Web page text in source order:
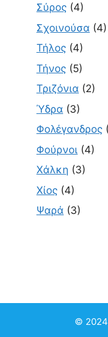
Σύρος (4)
Σχοινούσα (4)
Τήλος (4)
Τήνος (5)
Τριζόνια (2)
Ύδρα (3)
Φολέγανδρος
Φούρνοι (4)
Χάλκη (3)
Χίος (4)
Ψαρά (3)
© 2024